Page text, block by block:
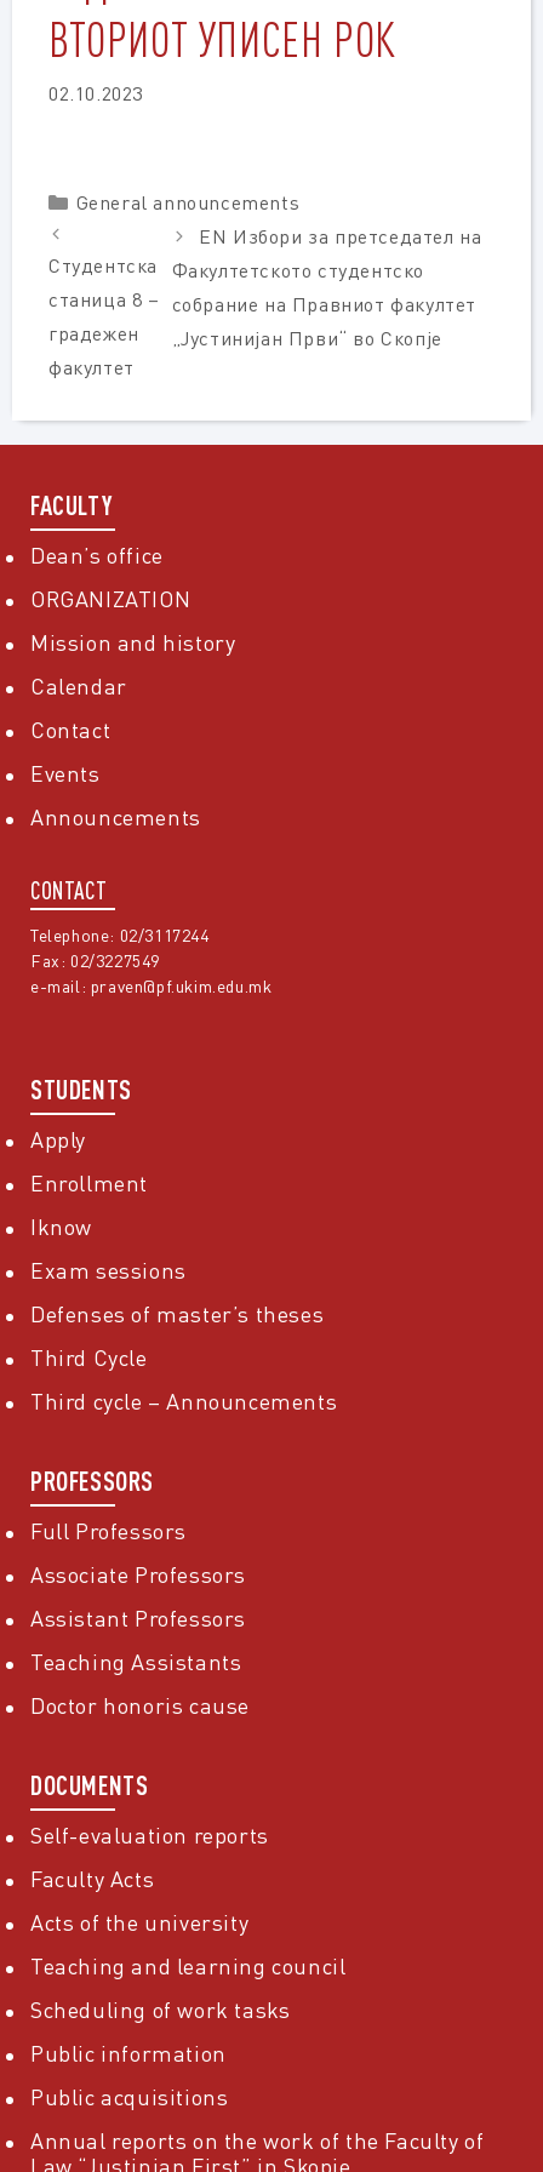
ВТОРИОТ УПИСЕН РОК
02.10.2023
Categories
General announcements
Студентска
станица 8 –
градежен
факултет
EN Избори за претседател на
Факултетското студентско
собрание на Правниот факултет
„Јустинијан Први“ во Скопје
FACULTY
Dean’s office
ORGANIZATION
Mission and history
Calendar
Contact
Events
Announcements
CONTACT
Telephone: 02/3117244
Fax: 02/3227549
e-mail: praven@pf.ukim.edu.mk
STUDENTS
Apply
Enrollment
Iknow
Exam sessions
Defenses of master’s theses
Third Cycle
Third cycle – Announcements
PROFESSORS
Full Professors
Associate Professors
Assistant Professors
Teaching Assistants
Doctor honoris cause
DOCUMENTS
Self-evaluation reports
Faculty Acts
Acts of the university
Teaching and learning council
Scheduling of work tasks
Public information
Public acquisitions
Annual reports on the work of the Faculty of
Law “Justinian First” in Skopje